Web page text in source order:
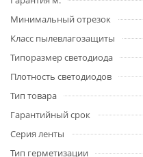
Минимальный отрезок
Класс пылевлагозащиты
Типоразмер светодиода
Плотность светодиодов
Тип товара
Гарантийный срок
Серия ленты
Тип герметизации